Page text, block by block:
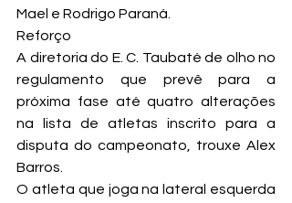
Mael e Rodrigo Paraná.
Reforço
A diretoria do E. C. Taubaté de olho no
regulamento que prevê para a
próxima fase até quatro alterações
na lista de atletas inscrito para a
disputa do campeonato, trouxe Alex
Barros.
O atleta que joga na lateral esquerda